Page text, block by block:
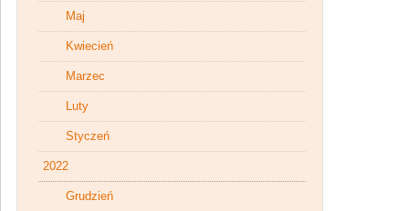
Maj
Kwiecień
Marzec
Luty
Styczeń
2022
Grudzień